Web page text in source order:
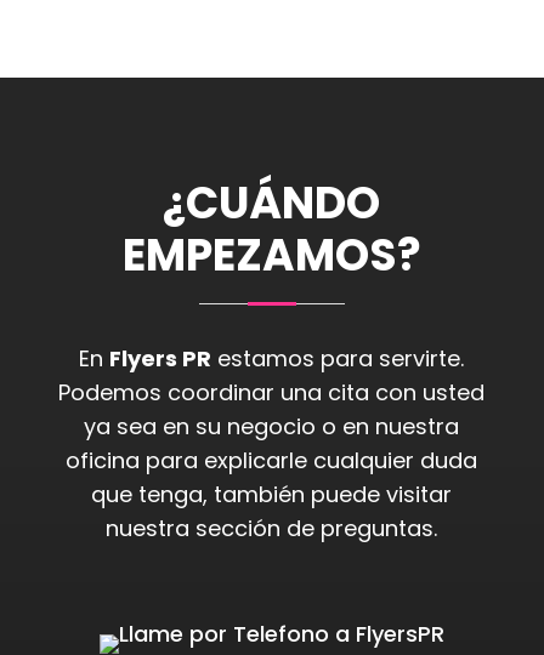
¿CUÁNDO
EMPEZAMOS?
En Flyers PR estamos para servirte.
Podemos coordinar una cita con usted
ya sea en su negocio o en nuestra
oficina para explicarle cualquier duda
que tenga, también puede visitar
nuestra sección de preguntas.